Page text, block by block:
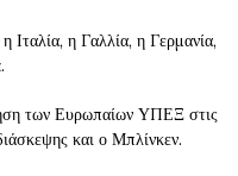
Ιταλία, η Γαλλία, η Γερμανία,
.
των Ευρωπαίων ΥΠΕΞ στις
και ο Μπλίνκεν.